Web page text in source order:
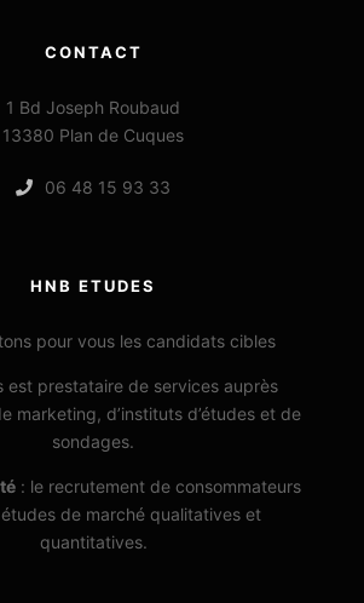
CONTACT
1 Bd Joseph Roubaud
13380 Plan de Cuques
06 48 15 93 33
HNB ETUDES
pour vous les candidats cibles
est prestataire de services auprès
marketing, d’instituts d’études et de
sondages.
: le recrutement de consommateurs
de marché qualitatives et
quantitatives.